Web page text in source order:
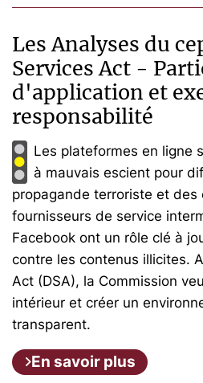
Les Analyses du
Services Act -
d'application et
responsabilité
Les plateformes en ligne
à mauvais escient pour
propagande terroriste et des
fournisseurs de service
Facebook ont un rôle clé à
contre les contenus illicites.
Act (DSA), la Commission
intérieur et créer un
transparent.
En savoir plus